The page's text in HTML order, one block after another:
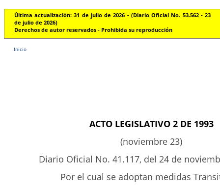
Última actualización: 31 de julio de 2026 - (Diario Oficial No. 53.562 - 23
de julio de 2026)
Derechos de autor reservados - Prohibida su reproducción
Inicio
ACTO LEGISLATIVO 2 DE 1993
(noviembre 23)
Diario Oficial No. 41.117, del 24 de
Por el cual se adoptan medidas